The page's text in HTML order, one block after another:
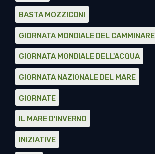
BASTA MOZZICONI
GIORNATA MONDIALE DEL CAMMINARE
GIORNATA MONDIALE DELL'ACQUA
GIORNATA NAZIONALE DEL MARE
GIORNATE
IL MARE D'INVERNO
INIZIATIVE